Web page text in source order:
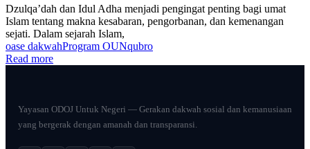
Dzulqa’dah dan Idul Adha menjadi pengingat penting bagi umat
Islam tentang makna kesabaran, pengorbanan, dan kemenangan
sejati. Dalam sejarah Islam,
oase dakwahProgram OUNqubro
Read more
Yayasan ODOJ Untuk Negeri — Gerakan dakwah sosial dan kemanusiaan
yang bergerak dengan amanah dan transparansi.